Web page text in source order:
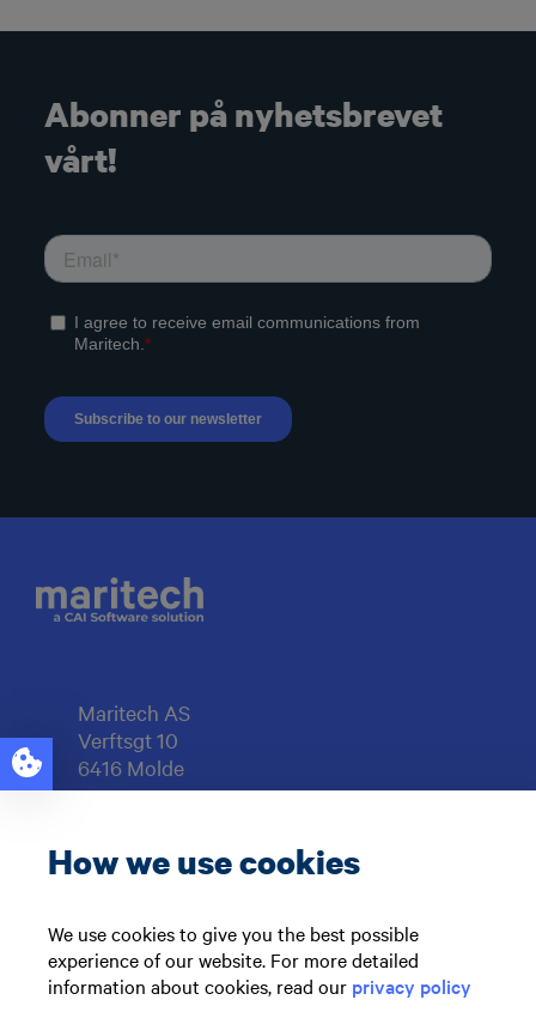
Abonner på nyhetsbrevet
vårt!
Maritech AS
Verftsgt 10
6416 Molde
Support: +47 71 51 73 00
sales@maritech.com
Følg oss i sosiale medier
How we use cookies
We use cookies to give you the best possible
experience of our website. For more detailed
information about cookies, read our privacy policy